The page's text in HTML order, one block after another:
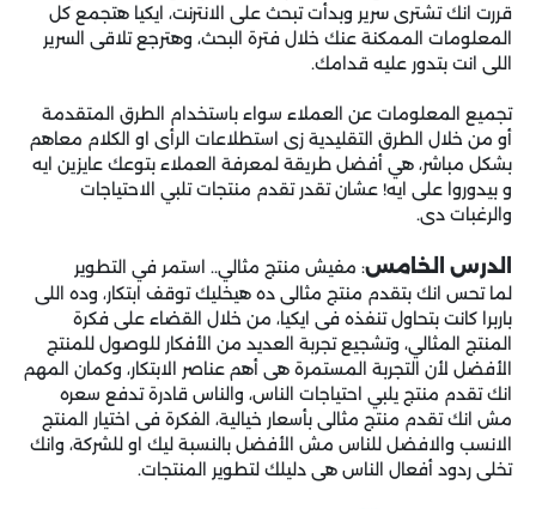
قررت انك تشترى سرير وبدأت تبحث على الانترنت، ايكيا هتجمع كل
المعلومات الممكنة عنك خلال فترة البحث، وهترجع تلاقى السرير
اللى انت بتدور عليه قدامك.
تجميع المعلومات عن العملاء سواء باستخدام الطرق المتقدمة
أو من خلال الطرق التقليدية زى استطلاعات الرأى او الكلام معاهم
بشكل مباشر، هي أفضل طريقة لمعرفة العملاء بتوعك عايزين ايه
و بيدوروا على ايه! عشان تقدر تقدم منتجات تلبي الاحتياجات
والرغبات دى.
الدرس الخامس: مفيش منتج مثالي.. استمر في التطوير
لما تحس انك بتقدم منتج مثالى ده هيخليك توقف ابتكار، وده اللى
باربرا كانت بتحاول تنفذه فى ايكيا، من خلال القضاء على فكرة
المنتج المثالي، وتشجيع تجربة العديد من الأفكار للوصول للمنتج
الأفضل لأن التجربة المستمرة هى أهم عناصر الابتكار، وكمان المهم
انك تقدم منتج يلبي احتياجات الناس، والناس قادرة تدفع سعره
مش انك تقدم منتج مثالى بأسعار خيالية، الفكرة فى اختيار المنتج
الانسب والافضل للناس مش الأفضل بالنسبة ليك او للشركة، وانك
تخلى ردود أفعال الناس هى دليلك لتطوير المنتجات.